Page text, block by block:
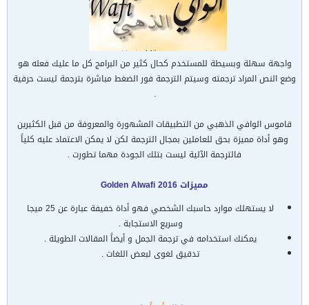
واجهة سهلة وبسيطة للمستخدم كحال كثير من البرامج كل ما عليك فعله هو
وضع النص المراد ترجمته وسيتم الترجمة فور الضغط مباشرة بترجمة ليست حرفية
.
قاموس الوافي الذهبي من التطبيقات المشهورة والمعروفة من قبل الكثيرين
وهو أداة مميزة بحق للعاملين بمجال الترجمة لكن لا يمكن الاعتماد عليه كلياً
فالترجمة الآلية ليست بتلك الجودة مهما تطورت .
مميزات Golden Alwafi 2016
لا يستهلك موارد حاسبك الشخصي فهو أداة خفيفة عبارة عن 25 ميجا
وسريع الاستجابة .
يمكنك استخدامه في ترجمة الجمل و أيضاً المقالات الطويلة .
تدقيق لغوى لبعض اللغات .